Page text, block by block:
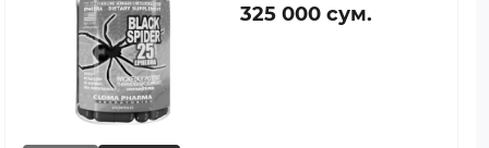
325 000 сум.